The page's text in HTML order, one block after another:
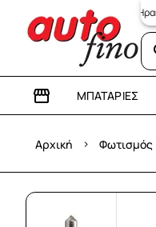
κατάστημα: Λεωφόρος Ηρακλείου
ΜΠΑΤΑΡΊΕΣ
Αρχική › Φωτισμός